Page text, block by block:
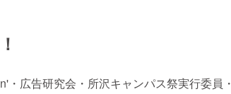
・広告研究会・所沢キャンパス祭実行委員・